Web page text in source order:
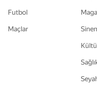
Futbol
Maçlar